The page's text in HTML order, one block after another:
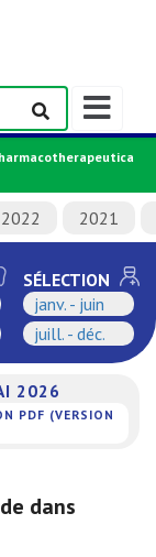
Afficher/
la
de
navigation
2022 2021
SÉLECTION
janv. - juin
juill. - déc.
2026
PDF (VERSION
dans